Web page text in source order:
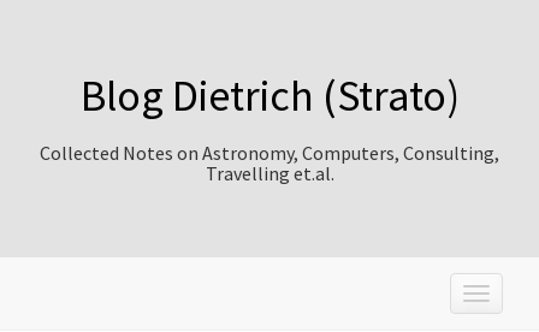
Blog Dietrich (Strato)
Collected Notes on Astronomy, Computers, Consulting,
Travelling et.al.
T
o